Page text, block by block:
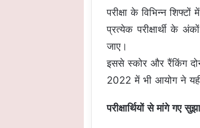
परीक्षा के विभिन्न
प्रत्येक परीक्षार्थी के
जाए।
इससे स्कोर और रैंकिंग
2022 में भी आयोग ने यही
परीक्षार्थियों से मांगे गए